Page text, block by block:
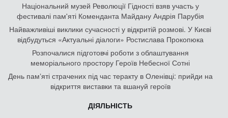
Національний музей Революції Гідності взяв участь у
фестивалі пам'яті Коменданта Майдану Андрія Парубія
Найважливіші виклики сучасності у відкритій розмові. У Києві
відбудуться «Актуальні діалоги» Ростислава Прокопюка
Розпочалися підготовчі роботи з облаштування
меморіального простору Героїв Небесної Сотні
День памʼяті страчених під час теракту в Оленівці: прийди на
відкриття виставки та вшануй героїв
ДІЯЛЬНІСТЬ